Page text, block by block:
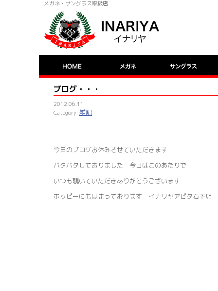
メガネ・サングラス取扱店
ブログ・・・
2012.06.11
雑記
今日のブログお休みさせていただきます
バタバタしておりました 今日はこのあたりで
いつも覗いていただきありがとうございます
ホッピーにもはまっております イナリヤアピタ石下店